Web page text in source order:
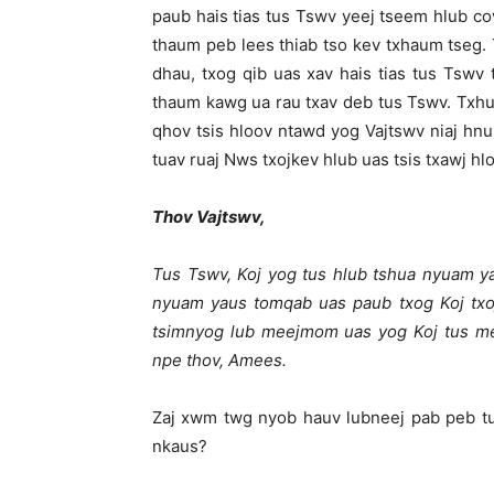
paub hais tias tus Tswv yeej tseem hlub
thaum peb lees thiab tso kev txhaum
dhau, txog qib uas xav hais tias tus
thaum kawg ua rau txav deb tus Tswv.
qhov tsis hloov ntawd yog Vajtswv niaj
tuav ruaj Nws txojkev hlub uas tsis txawj
Thov Vajtswv,
Tus Tswv, Koj yog tus hlub tshua nyuam
nyuam yaus tomqab uas paub txog Koj
tsimnyog lub meejmom uas yog Koj tus
npe thov, Amees.
Zaj xwm twg nyob hauv lubneej pab peb
nkaus?